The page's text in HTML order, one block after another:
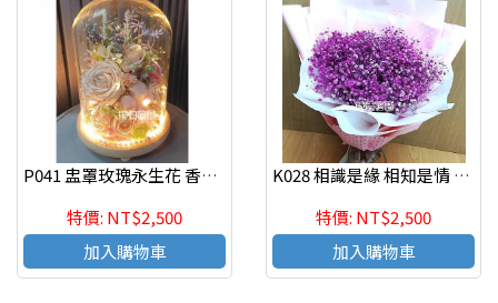
P041 盅罩玫瑰永生花 香皂玫瑰乾燥永生花束 情人節花束
特價: NT$2,500
加入購物車
K028 相識是緣 相知是情 乾燥花 情人節花束
特價: NT$2,500
加入購物車